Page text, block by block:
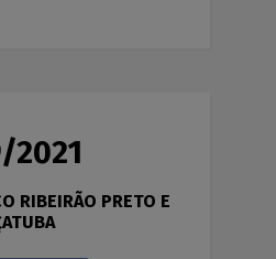
2021
RIBEIRÃO PRETO E